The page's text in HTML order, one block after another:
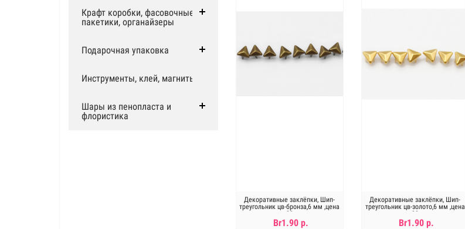
Крафт коробки, фасовочные
пакетики, органайзеры
Подарочная упаковка
Инструменты, клей, магниты
Шары из пенопласта и
флористика
Декоративные заклёпки, Шип-
треугольник цв-бронза,6 мм ,цена
за 20шт
Br1.90 р.
Декоративные заклёпки, Шип-
треугольник цв-золото,6 мм ,цена
за 20шт
Br1.90 р.